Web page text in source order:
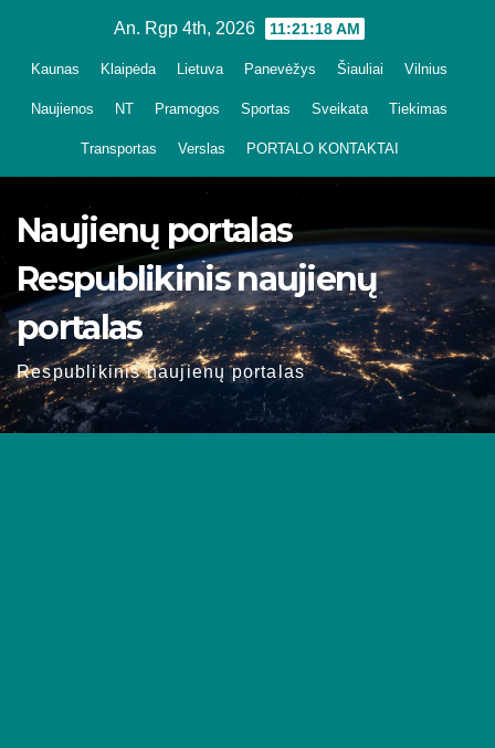
An. Rgp 4th, 2026 11:21:19 AM
Kaunas Klaipėda Lietuva Panevėžys Šiauliai Vilnius
Naujienos NT Pramogos Sportas Sveikata Tiekimas
Transportas Verslas PORTALO KONTAKTAI
Naujienų portalas
Respublikinis naujienų
portalas
Respublikinis naujienų portalas